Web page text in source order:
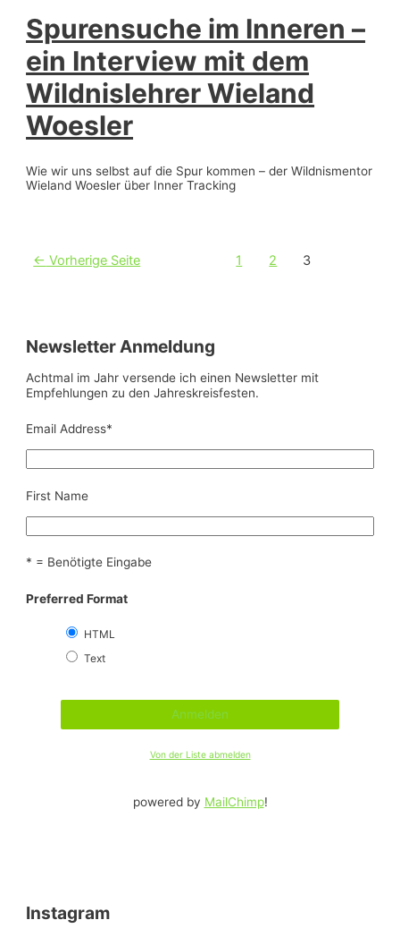
Spurensuche im Inneren –
ein Interview mit dem
Wildnislehrer Wieland
Woesler
Wie wir uns selbst auf die Spur kommen – der Wildnismentor
Wieland Woesler über Inner Tracking
Beitragsnavigation
← Vorherige Seite 1 2 3
Newsletter Anmeldung
Achtmal im Jahr versende ich einen Newsletter mit
Empfehlungen zu den Jahreskreisfesten.
Email Address*
First Name
* = Benötigte Eingabe
Preferred Format
HTML
Text
Von der Liste abmelden
powered by MailChimp!
Instagram